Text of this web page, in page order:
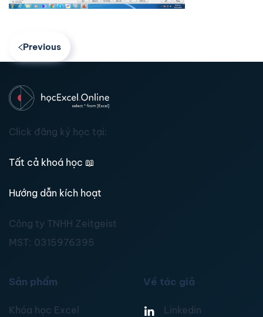
Previous
Click đăng ký học tại:
Tất cả khoá học 📖
Hướng dẫn kích hoạt
Công ty TNHH Zeitgeist
MST: 0315976395
Sản phẩm
Khóa học Excel
Về tác giả
Linkedin